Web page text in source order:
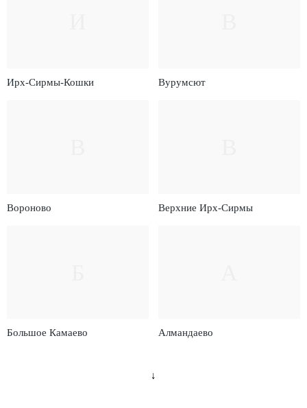
Ирх-Сирмы-Кошки Вурумсют
Вороново Верхние Ирх-Сирмы
Большое Камаево Алмандаево
↓